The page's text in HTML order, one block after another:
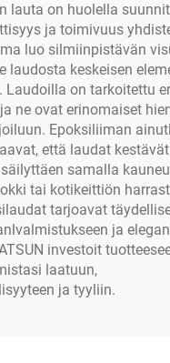
lauta on huolella
ja toimivuus
luo silmiinpistävän
laudosta keskeisen
Laudoilla on tarkoitettu
ne ovat erinomaiset
Epoksiliiman
että laudat
samalla
tai kotikeittiön
tarjoavat
ja
investoit
laatuun,
ja tyyliin.